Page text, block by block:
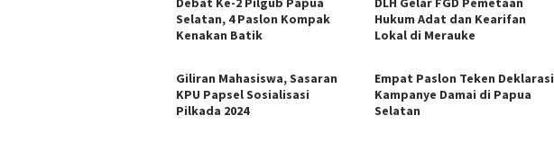
Selatan, 4 Paslon Kompak
Kenakan Batik
Hukum Adat dan Kearifan
Lokal di Merauke
Giliran Mahasiswa, Sasaran
KPU Papsel Sosialisasi
Pilkada 2024
Empat Paslon Teken Deklarasi
Kampanye Damai di Papua
Selatan